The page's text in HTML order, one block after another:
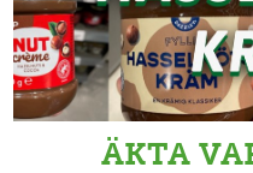
ÄKTA